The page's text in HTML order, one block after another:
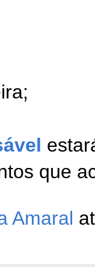
que
Amaral